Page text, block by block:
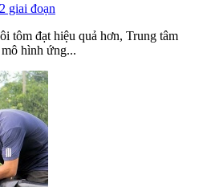
giai đoạn
tôm đạt hiệu quả hơn, Trung tâm
hình ứng...